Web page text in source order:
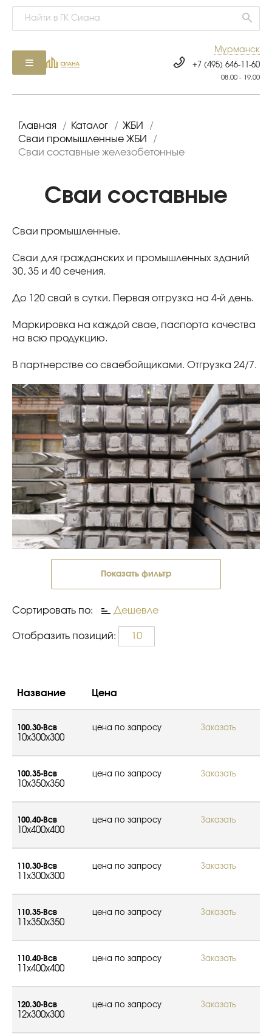
Мурманск
+7 (495) 646-11-60
08.00 - 19.00
Главная / Каталог / ЖБИ
/
Сваи промышленные ЖБИ
/
Сваи составные железобетонные
Сваи составные
Сваи промышленные.
Сваи для гражданских и промышленных зданий
30, 35 и 40 сечения.
До 120 свай в сутки. Первая отгрузка на 4-й день.
Маркировка на каждой свае, паспорта качества
на всю продукцию.
В партнерстве со сваебойщиками. Отгрузка 24/7.
Показать фильтр
Сортировать по: Дешевле
Отобразить позиций: 10
Название Цена
100.30-Всв
10x300x300
цена по запросу Заказать
100.35-Всв
10x350x350
цена по запросу Заказать
100.40-Всв
10x400x400
цена по запросу Заказать
110.30-Всв
11x300x300
цена по запросу Заказать
110.35-Всв
11x350x350
цена по запросу Заказать
110.40-Всв
11x400x400
цена по запросу Заказать
120.30-Всв
12x300x300
цена по запросу Заказать